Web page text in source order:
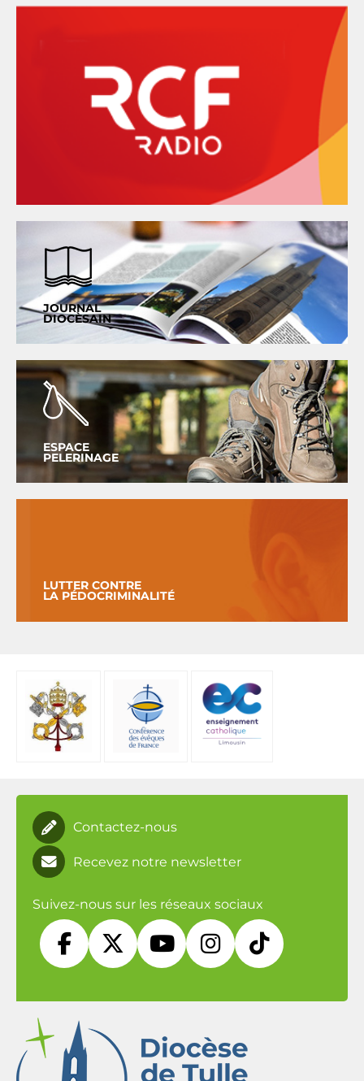
JOURNAL
DIOCÈSAIN
ESPACE
PELERINAGE
LUTTER CONTRE
LA PÉDOCRIMINALITÉ
Contactez-nous
Recevez notre newsletter
Suivez-nous sur les réseaux sociaux
    